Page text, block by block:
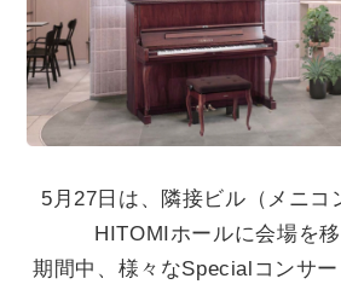
5月27日は、隣接ビル（メニコ
HITOMIホールに会場を移
期間中、様々なSpecial コンサ